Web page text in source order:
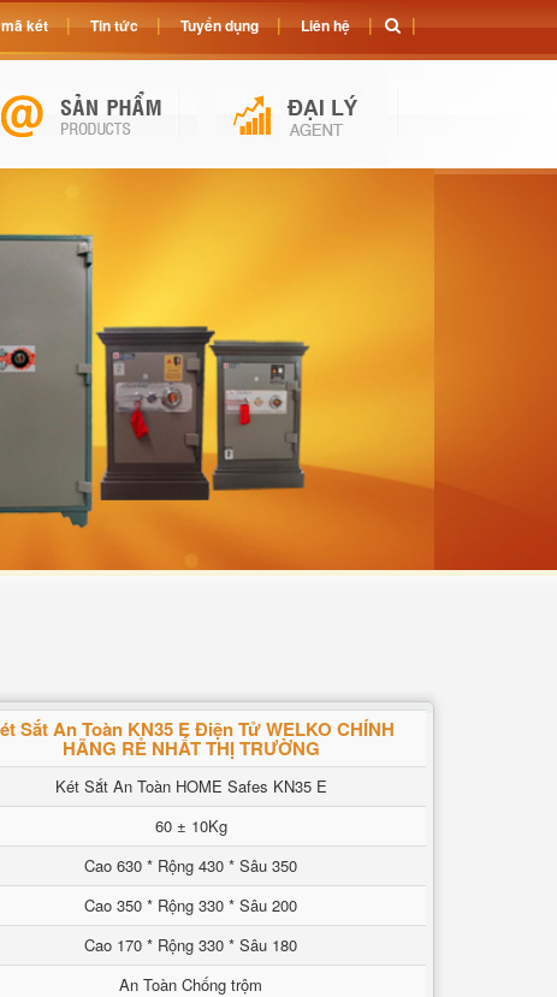
Sắt An Toàn KN35 E Điện Tử WELKO CHÍNH
HÃNG RẺ NHẤT THỊ TRƯỜNG
Két Sắt An Toàn HOME Safes KN35 E
60 ± 10Kg
Cao 630 * Rộng 430 * Sâu 350
Cao 350 * Rộng 330 * Sâu 200
Cao 170 * Rộng 330 * Sâu 180
An Toàn Chống trộm
két Tin tức Tuyển dụng Liên hệ